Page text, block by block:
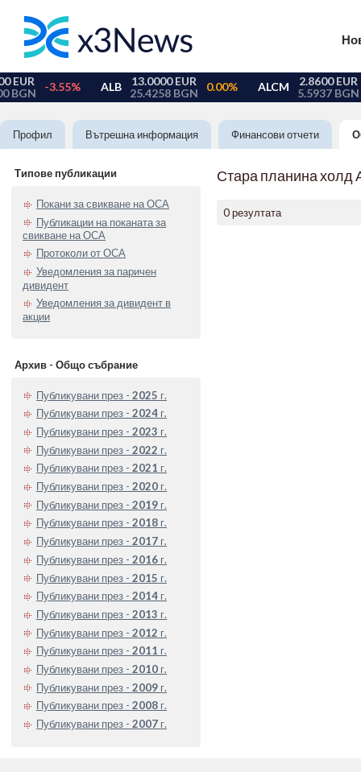
Профил Вътрешна информация Финансови отчети
Типове публикации
Покани за свикване на ОСА
Публикации на поканата за
свикване на ОСА
Протоколи от ОСА
Уведомления за паричен
дивидент
Уведомления за дивидент в
акции
Архив - Общо събрание
Публикувани през - 2025 г.
Публикувани през - 2024 г.
Публикувани през - 2023 г.
Публикувани през - 2022 г.
Публикувани през - 2021 г.
Публикувани през - 2020 г.
Публикувани през - 2019 г.
Публикувани през - 2018 г.
Публикувани през - 2017 г.
Публикувани през - 2016 г.
Публикувани през - 2015 г.
Публикувани през - 2014 г.
Публикувани през - 2013 г.
Публикувани през - 2012 г.
Публикувани през - 2011 г.
Публикувани през - 2010 г.
Публикувани през - 2009 г.
Публикувани през - 2008 г.
Публикувани през - 2007 г.
Стара планина холд
0 резултата